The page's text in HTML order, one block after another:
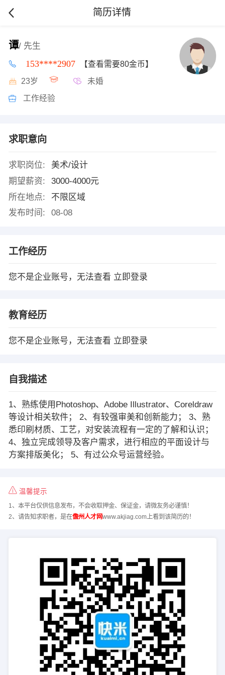
简历详情
谭/ 先生
153****2907 【查看需要80金币】
23岁 未婚
工作经验
求职意向
求职岗位:
美术/设计
期望薪资:
3000-4000元
所在地点:
不限区域
发布时间:
08-08
工作经历
您不是企业账号，无法查看 立即登录
教育经历
您不是企业账号，无法查看 立即登录
自我描述
1、熟练使用Photoshop、Adobe Illustrator、Coreldraw
等设计相关软件； 2、有较强审美和创新能力； 3、熟
悉印刷材质、工艺，对安装流程有一定的了解和认识；
4、独立完成领导及客户需求，进行相应的平面设计与
方案排版美化； 5、有过公众号运营经验。
温馨提示
1、本平台仅供信息发布，不会收取押金、保证金，请微友务必谨慎！
2、请告知求职者，是在儋州人才网www.akjiag.com上看到该简历的！